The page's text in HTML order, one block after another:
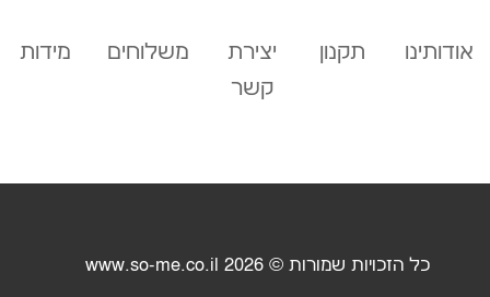
אודותינו תקנון
יצירת
קשר
משלוחים מידות
כל הזכויות שמורות © 2026 www.so-me.co.il